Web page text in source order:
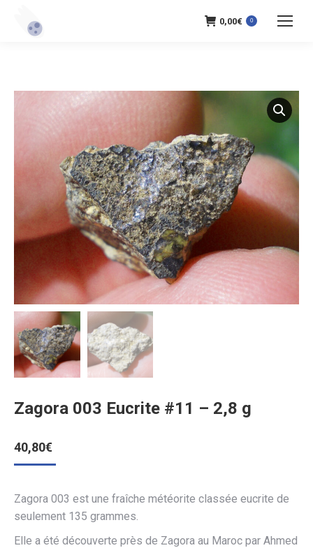
0,00€ 0
Zagora 003 Eucrite #11 – 2,8 g
40,80€
Zagora 003 est une fraîche météorite classée eucrite de
seulement 135 grammes.
Elle a été découverte près de Zagora au Maroc par Ahmed